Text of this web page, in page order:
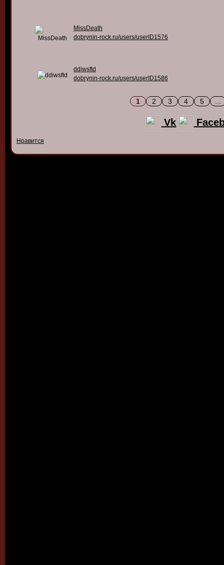
MissDeath
dobrynin-rock.ru/users/userID1576
ddiwsftd
dobrynin-rock.ru/users/userID1586
1 2 3 4 5
Vk
Нравится